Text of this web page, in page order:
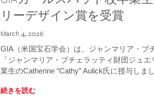
リーデザイン賞を受賞
March 4, 2026
GIA（米国宝石学会）は、ジャンマリア・ブ
「ジャンマリア・ブチェラッティ財団ジュ
業生のCatherine “Cathy” Aulick氏に授与しまし
続きを読む